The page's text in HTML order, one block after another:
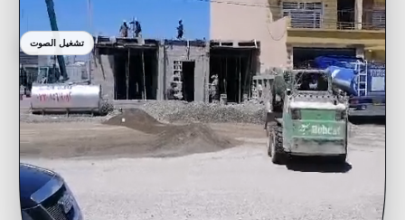
تشغيل الصوت